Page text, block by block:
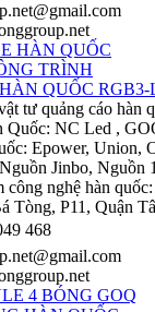
QUỐC RGB3-
tư quảng cáo hàn
Quốc: NC Led ,
Epower, Union,
Jinbo, Nguồn
nghệ hàn
Tòng, P11, Quận
468